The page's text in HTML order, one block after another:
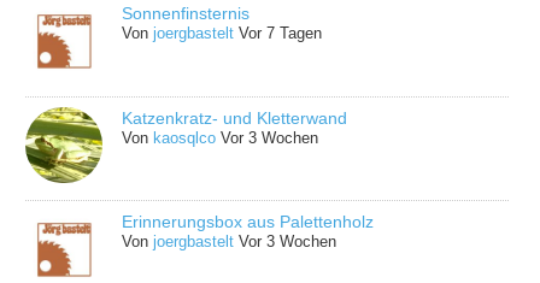
Sonnenfinsternis
Vonjoergbastelt Vor 7 Tagen
Katzenkratz- und Kletterwand
Vonkaosqlco Vor 3 Wochen
Erinnerungsbox aus Palettenholz
Vonjoergbastelt Vor 3 Wochen